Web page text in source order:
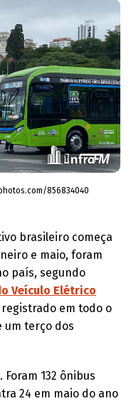
856834040
brasileiro começa
e maio, foram
país, segundo
Veículo Elétrico
em todo o
um terço dos
132 ônibus
24 em maio do ano